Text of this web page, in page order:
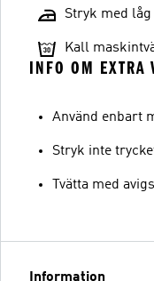
Stryk med
Kall
INFO OM EXTRA
Använd enbart
Stryk inte
Tvätta med
Information